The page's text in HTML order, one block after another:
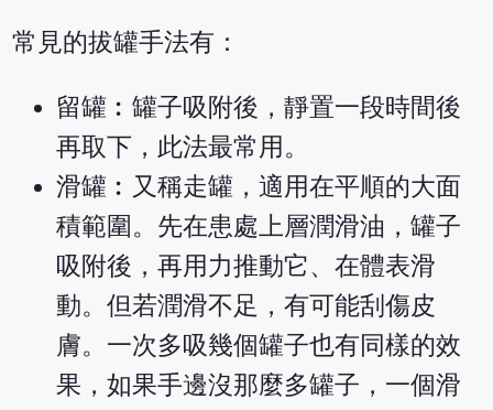
常見的拔罐手法有：
留罐︰罐子吸附後，靜置一段時間後
再取下，此法最常用。
滑罐︰又稱走罐，適用在平順的大面
積範圍。先在患處上層潤滑油，罐子
吸附後，再用力推動它、在體表滑
動。但若潤滑不足，有可能刮傷皮
膚。一次多吸幾個罐子也有同樣的效
果，如果手邊沒那麼多罐子，一個滑